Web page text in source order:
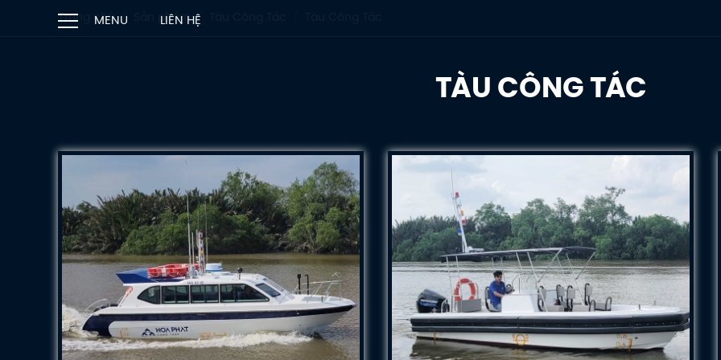
MENU LIÊN HỆ
Trang chủ Sản phẩm
TÀU CÔNG TÁC